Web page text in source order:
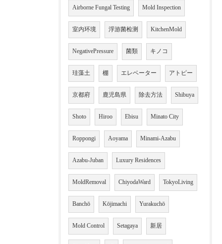
Airborne Fungal Testing Mold Inspection
室内环境 浮游菌检测 KitchenMold
NegativePressure 菌類 キノコ
珪藻土 棚 エレベーター アトピー
京都府 鹿児島県 除去方法 Shibuya
Shoto Hiroo Ebisu Minato City
Roppongi Aoyama Minami-Azabu
Azabu-Juban Luxury Residences
MoldRemoval ChiyodaWard TokyoLiving
Banchō Kōjimachi Yurakuchō
Mold Control Setagaya 新居